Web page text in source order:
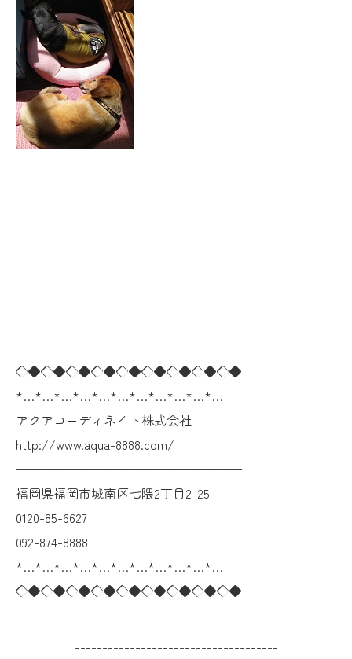
◇◆◇◆◇◆◇◆◇◆◇◆◇◆◇◆◇◆
*…*…*…*…*…*…*…*…*…*…*…
アクアコーディネイト株式会社
http://www.aqua-8888.com/
━━━━━━━━━━━━━━━━━━
福岡県福岡市城南区七隈2丁目2-25
0120-85-6627
092-874-8888
*…*…*…*…*…*…*…*…*…*…*…
◇◆◇◆◇◆◇◆◇◆◇◆◇◆◇◆◇◆
-------------------------------------